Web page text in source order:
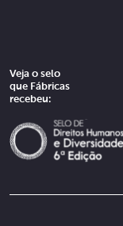
Veja o selo
que Fábricas
recebeu: